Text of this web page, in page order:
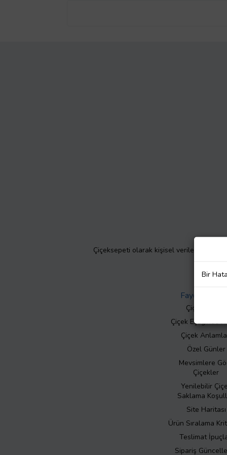
Çiçeksepeti olarak kişisel verilerinizin
Faydalı
Çiçek Bakımı
Çiçek Eşliğinde
Çiçek
Özel Günler
Mevsimlere
Çiçekler
Yenilebilir
Saklama
Site Haritası
Ürün Sıralama
Teslimat
Sipariş
Bir